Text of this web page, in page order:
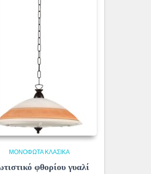
ΜΟΝΌΦΩΤΑ ΚΛΑΣΙΚΆ
φθορίου γυαλί